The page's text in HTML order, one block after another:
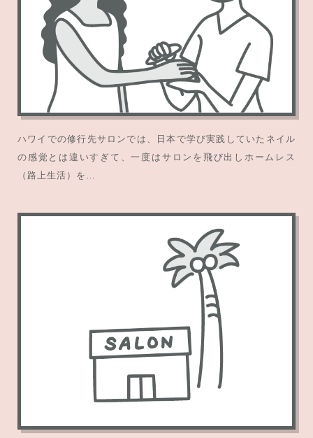
ハワイでの修行先サロンでは、日本で学び実践していたネイル
の感覚とは違いすぎて、一度はサロンを飛び出しホームレス
（路上生活）を…